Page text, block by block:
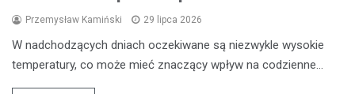
Przemysław Kamiński 29 lipca 2026
W nadchodzących dniach oczekiwane są niezwykle wysokie
temperatury, co może mieć znaczący wpływ na codzienne…